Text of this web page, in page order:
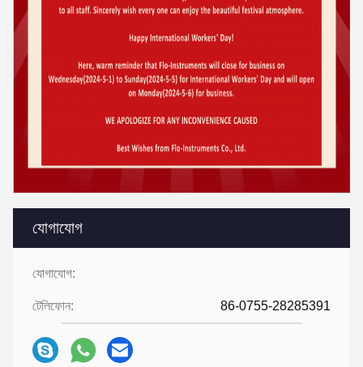
যোগাযোগ
যোগাযোগ:
টেলিফোন: 86-0755-28285391